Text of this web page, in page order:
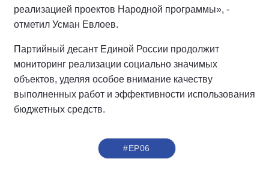
реализацией проектов Народной программы», -
отметил Усман Евлоев.
Партийный десант Единой России продолжит
мониторинг реализации социально значимых
объектов, уделяя особое внимание качеству
выполненных работ и эффективности использования
бюджетных средств.
#ЕР06